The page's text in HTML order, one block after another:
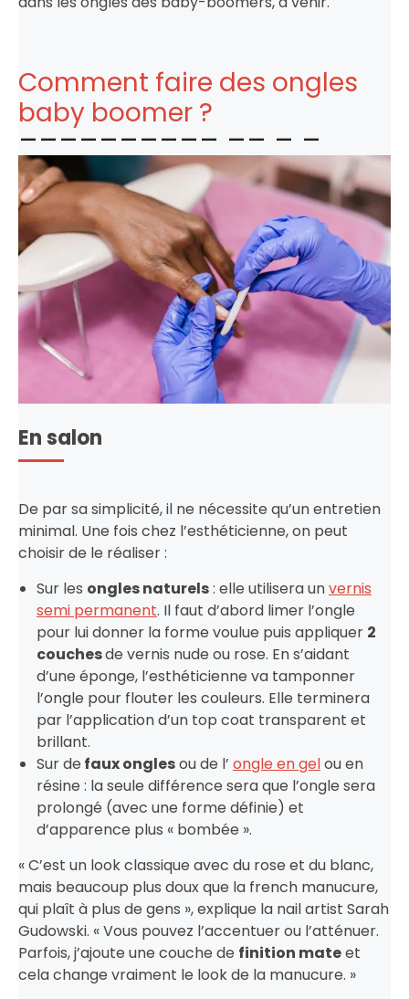
Comment faire des ongles
baby boomer ?
En salon
De par sa simplicité, il ne nécessite qu’un entretien
minimal. Une fois chez l’esthéticienne, on peut
choisir de le réaliser :
Sur les ongles naturels: elle utilisera unvernis
semi permanent. Il faut d’abord limer l’ongle
pour lui donner la forme voulue puis appliquer 2
couchesde vernis nude ou rose. En s’aidant
d’une éponge, l’esthéticienne va tamponner
l’ongle pour flouter les couleurs. Elle terminera
par l’application d’un top coat transparent et
brillant.
Sur de faux onglesou de l’ ongle en gelou en
résine : la seule différence sera que l’ongle sera
prolongé (avec une forme définie) et
d’apparence plus « bombée ».
« C’est un look classique avec du rose et du blanc,
mais beaucoup plus doux que la french manucure,
qui plaît à plus de gens », explique la nail artist Sarah
Gudowski. « Vous pouvez l’accentuer ou l’atténuer.
Parfois, j’ajoute une couche de finition mateet
cela change vraiment le look de la manucure. »